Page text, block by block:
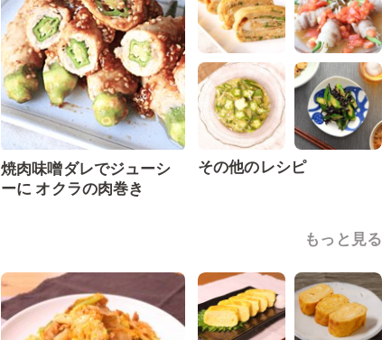
焼肉味噌ダレでジューシ
ーに オクラの肉巻き
その他のレシピ
もっと見る